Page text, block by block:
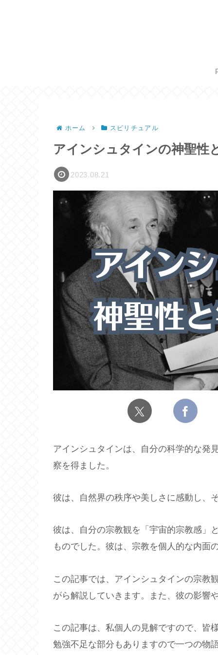
ホーム スピリチュアル
アインシュタインの神聖性
2023.08.21
アインシュタインは、自分の科学的な発
察を得ました。
彼は、自然界の秩序や美しさに感動し、
彼は、自分の宗教観を「宇宙的宗教感」
ものでした。彼は、宗教を個人的な内面
この記事では、アインシュタインの宗教
がら解説していきます。また、彼の影響
この記事は、私個人の見解ですので、皆
勉強不足な部分もありますので一つの物